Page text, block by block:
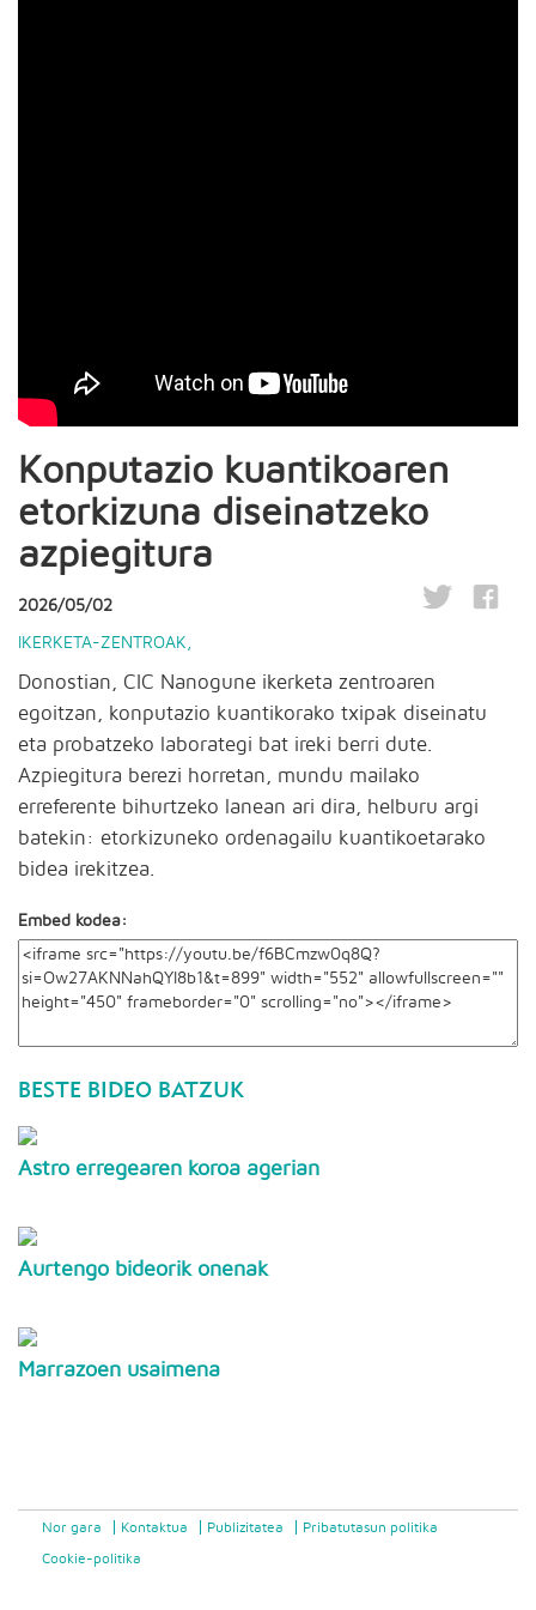
Konputazio kuantikoaren
etorkizuna diseinatzeko
azpiegitura
2026/05/02
IKERKETA-ZENTROAK
Donostian, CIC Nanogune ikerketa zentroaren
egoitzan, konputazio kuantikorako txipak diseinatu
eta probatzeko laborategi bat ireki berri dute.
Azpiegitura berezi horretan, mundu mailako
erreferente bihurtzeko lanean ari dira, helburu argi
batekin: etorkizuneko ordenagailu kuantikoetarako
bidea irekitzea.
Embed kodea:
BESTE BIDEO BATZUK
Astro erregearen koroa agerian
Aurtengo bideorik onenak
Marrazoen usaimena
Nor gara Kontaktua Publizitatea Pribatutasun politika
Cookie-politika